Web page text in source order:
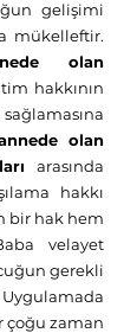
gelişimi
mükelleftir.
olan
hakkının
olan
arasında
hakkı
bir hak hem
velayet
gerekli
Uygulamada
çoğu zaman